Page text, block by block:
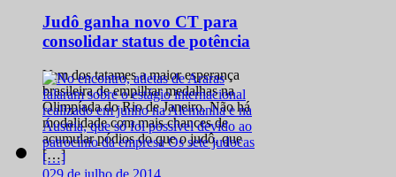
Judô ganha novo CT para
consolidar status de potência
Vem dos tatames a maior esperança
brasileira de empilhar medalhas na
Olimpíada do Rio de Janeiro. Não há
modalidade com mais chances de
acumular pódios do que o judô, que
[…]
029 de julho de 2014